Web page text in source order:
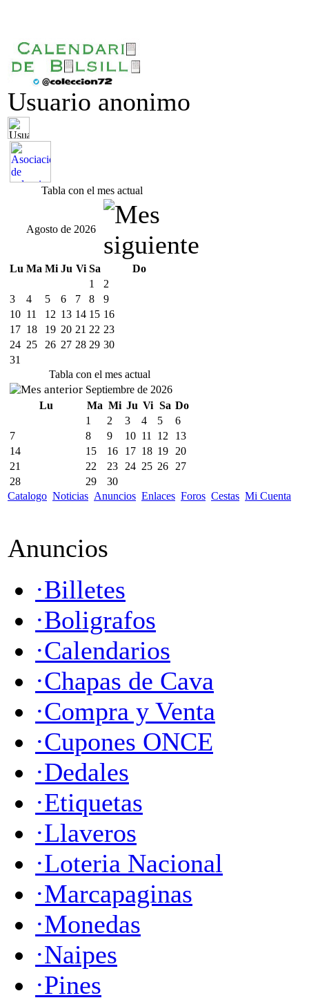
Usuario anonimo
Tabla con el mes actual
Agosto de 2026
Lu Ma Mi Ju Vi Sa
Do
1
2
3
4 5 6 7 8
9
10 11 12 13 14 15 16
17 18 19 20 21 22 23
24 25 26 27 28 29 30
31
Tabla con el mes actual
Septiembre de 2026
Lu
Ma Mi Ju Vi Sa Do
1
2 3 4 5
6
7
8 9 10 11 12
13
14
15 16 17 18 19
20
21
22 23 24 25 26
27
28
29
30
Catalogo Noticias Anuncios Enlaces Foros Cestas Mi Cuenta
Anuncios
·Billetes
·Boligrafos
·Calendarios
·Chapas de Cava
·Compra y Venta
·Cupones ONCE
·Dedales
·Etiquetas
·Llaveros
·Loteria Nacional
·Marcapaginas
·Monedas
·Naipes
·Pines